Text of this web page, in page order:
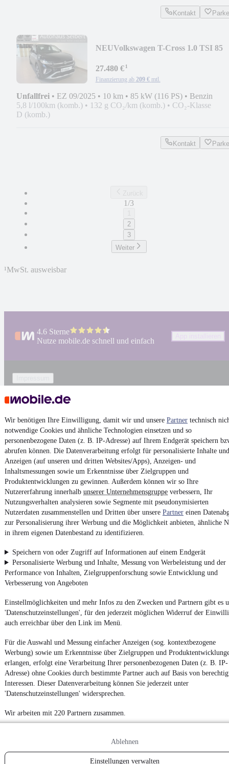
Wir benötigen Ihre Einwilligung, damit wir und unsere Partner technisch
notwendige Cookies und ähnliche Technologien einsetzen und so
personenbezogene Daten (z. B. IP-Adresse) auf Ihrem Endgerät speichern
abrufen können. Die Datenverarbeitung erfolgt für personalisierte Inhalte und
Anzeigen (auf unseren und dritten Websites/Apps), Anzeigen- und
Inhaltsmessungen sowie um Erkenntnisse über Zielgruppen und
Produktentwicklungen zu gewinnen. Außerdem können wir so Ihre
Nutzererfahrung innerhalb unserer Unternehmensgruppe verbessern, Ihr
Nutzungsverhalten analysieren sowie Segmente mit pseudonymisierten
Nutzerdaten zusammenstellen und Dritten über unsere Partner einen
zur Personalisierung ihrer Werbung und die Möglichkeit anbieten, ähnliche
in ihrem eigenen Datenbestand zu identifizieren.
Speichern von oder Zugriff auf Informationen auf einem Endgerät
Personalisierte Werbung und Inhalte, Messung von Werbeleistung und der
Performance von Inhalten, Zielgruppenforschung sowie Entwicklung und
Verbesserung von Angeboten
Einstellmöglichkeiten und mehr Infos zu den Zwecken und Partnern gibt es
'Datenschutzeinstellungen', für den jederzeit möglichen Widerruf der
auch erreichbar über den Link im Menü.
Für die Auswahl und Messung einfacher Anzeigen (sog. kontextbezogene
Werbung) sowie um Erkenntnisse über Zielgruppen und
erlangen, erfolgt eine Verarbeitung Ihrer personenbezogenen Daten (z. B. IP-
Adresse) ohne Cookies durch bestimmte Partner auch auf Basis von
Interessen. Dieser Datenverarbeitung können Sie jederzeit unter
'Datenschutzeinstellungen' widersprechen.
Wir arbeiten mit 220 Partnern zusammen.
Ablehnen
Einstellungen verwalten
Kontakt
NEUVolkswagen T-Cross 1.0 TSI 85
27.480 €¹
Finanzierung ab 209 € mtl.
Unfallfrei • EZ 09/2025 • 10 km • 85 kW (116 PS) • Benzin
5,8 l/100km (komb.) • 132 g CO₂/km (komb.) • CO₂-Klasse
D (komb.)
Kontakt
1/3
2
3
Weiter
¹MwSt. ausweisbar
4.6 Sterne
Nutze mobile.de schnell und einfach
AGB
Datenschutz
Datenschutzeinstellungen
Erklärung zur Barrierefreiheit
Report Security Vulnerability (English)
Powered by
VonAudi Gebrauchtwagenüber Audi Leasing: Autos bei
mobile.definden